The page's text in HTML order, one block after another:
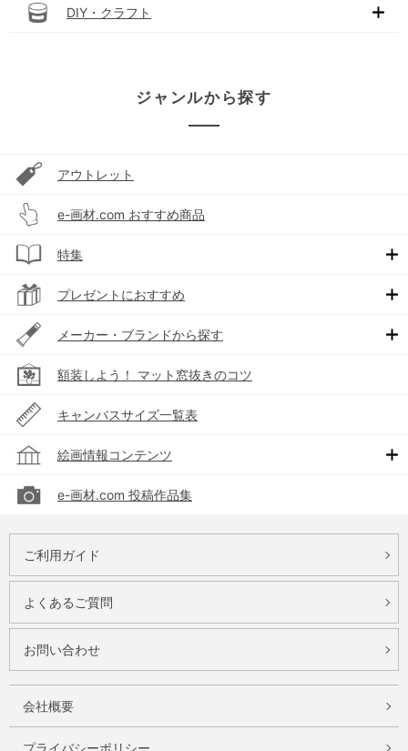
DIY・クラフト
ジャンルから探す
アウトレット
e-画材.com おすすめ商品
特集
プレゼントにおすすめ
メーカー・ブランドから探す
額装しよう！ マット窓抜きのコツ
キャンバスサイズ一覧表
絵画情報コンテンツ
e-画材.com 投稿作品集
ご利用ガイド
よくあるご質問
お問い合わせ
会社概要
プライバシーポリシー